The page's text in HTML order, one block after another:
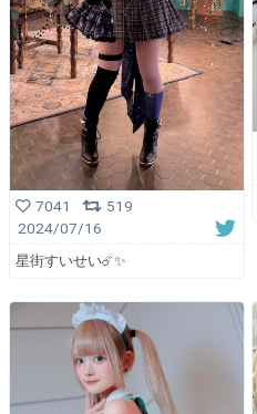
7041
519
2024/07/16
星街すいせい☄️✨